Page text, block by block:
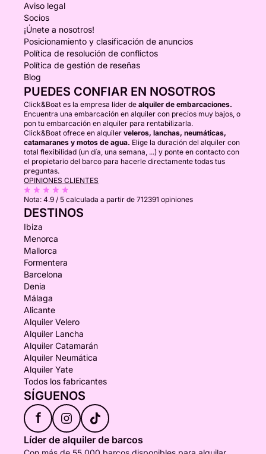
Aviso legal
Socios
¡Únete a nosotros!
Posicionamiento y clasificación de anuncios
Política de resolución de conflictos
Política de gestión de reseñas
Blog
PUEDES CONFIAR EN NOSOTROS
Click&Boat es la empresa líder de alquiler de embarcaciones.
Encuentra una embarcación en alquiler con precios muy bajos, o
pon tu embarcación en alquiler para rentabilizarla.
Click&Boat ofrece en alquiler veleros, lanchas, neumáticas,
catamaranes y motos de agua. Elige la duración del alquiler con
total flexibilidad (un día, una semana, ...) y ponte en contacto con
el propietario del barco para hacerle directamente todas tus
preguntas.
OPINIONES CLIENTES
Nota: 4.9 / 5 calculada a partir de 712391 opiniones
DESTINOS
Ibiza
Menorca
Mallorca
Formentera
Barcelona
Denia
Málaga
Alicante
Alquiler Velero
Alquiler Lancha
Alquiler Catamarán
Alquiler Neumática
Alquiler Yate
Todos los fabricantes
SÍGUENOS
f
Líder de alquiler de barcos